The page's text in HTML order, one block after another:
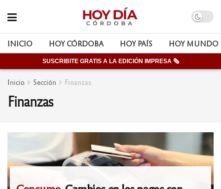
INICIO HOY CÓRDOBA HOY PAÍS HOY MUNDO
SUSCRIBITE GRATIS A LA EDICIÓN IMPRESA 🗞
Inicio Sección Finanzas
Finanzas